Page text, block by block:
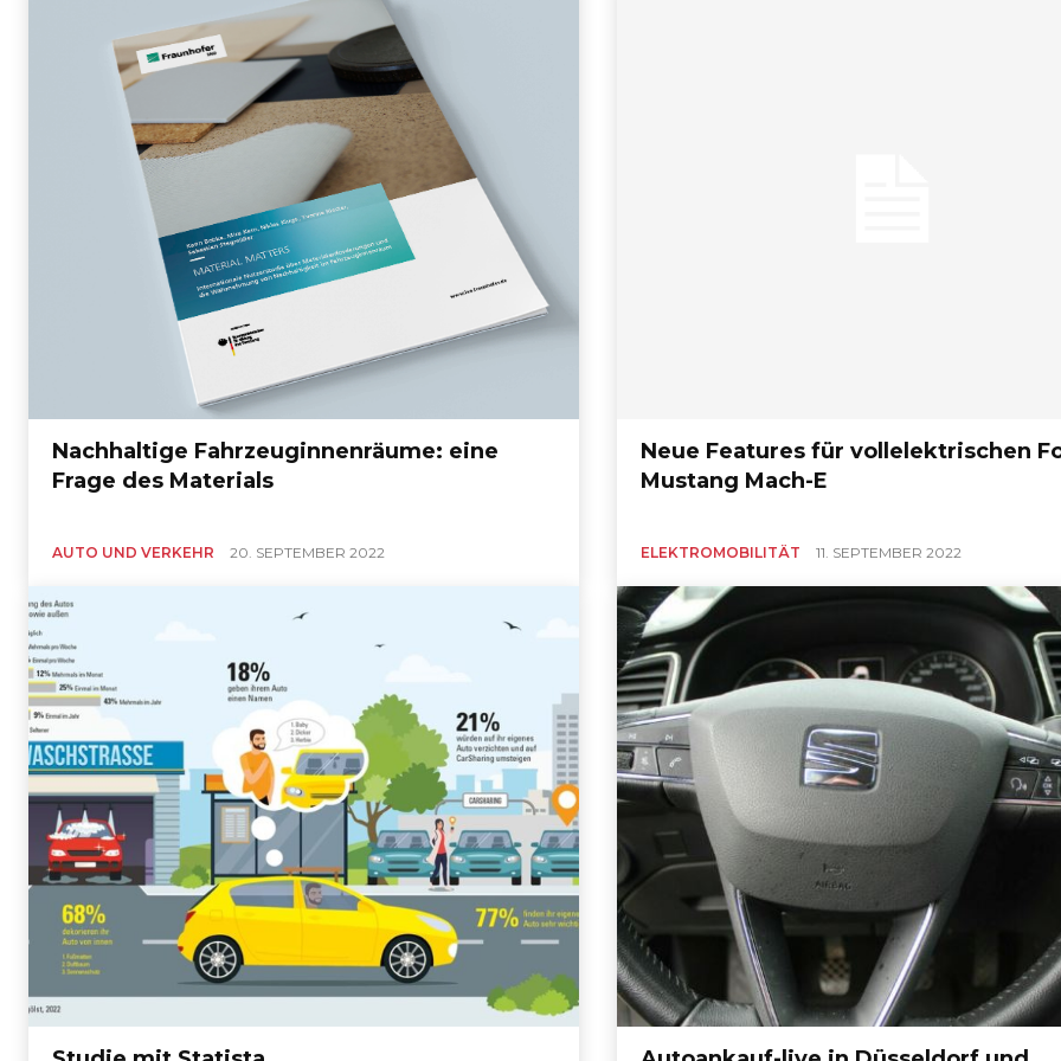
Nachhaltige Fahrzeuginnenräume: eine
Frage des Materials
AUTO UND VERKEHR 20. SEPTEMBER 2022
Neue Features für vollelektrischen
Mustang Mach-E
ELEKTROMOBILITÄT 11. SEPTEMBER 2022